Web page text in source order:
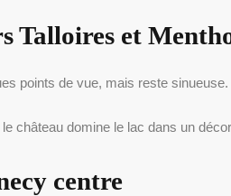
Talloires et
points de vue, mais reste
château domine le lac dans un
centre